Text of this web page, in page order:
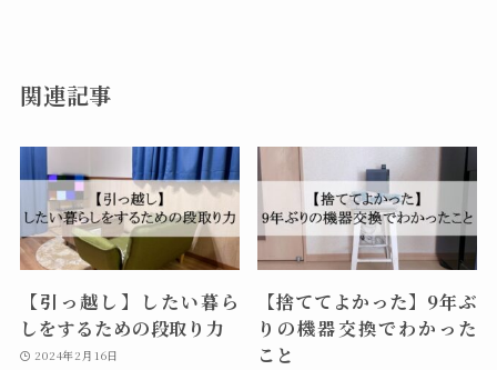
関連記事
【引っ越し】したい暮ら
しをするための段取り力
2024年2月16日
【捨ててよかった】9年ぶ
りの機器交換でわかった
こと